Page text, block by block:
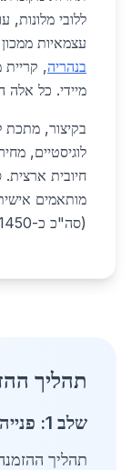
עצמאיות
בנהריה, קריית
מיידי. כל אלה
בקיצור, מתכת
לוגיסטיים,
חיובית
מותאמים
(סה"כ כ-1450 מילים)
תהליך
שלב 1: פנייה ראשונית וייעוץ
תהליך